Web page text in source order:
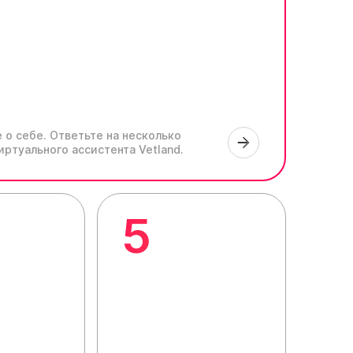
о себе. Ответьте на несколько
ассистента Vetland.
5